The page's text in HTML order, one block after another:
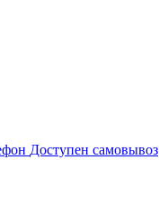
Доступен самовывоз